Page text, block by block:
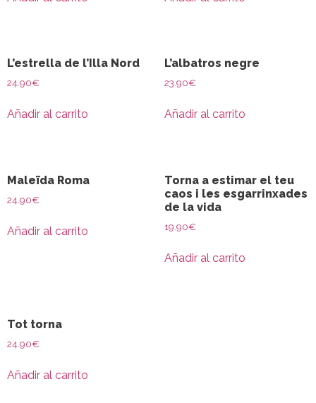
L’estrella de l’Illa Nord
24.90€
Añadir al carrito
L’albatros negre
23.90€
Añadir al carrito
Maleïda Roma
24.90€
Añadir al carrito
Torna a estimar el teu
caos i les esgarrinxades
de la vida
19.90€
Añadir al carrito
Tot torna
24.90€
Añadir al carrito